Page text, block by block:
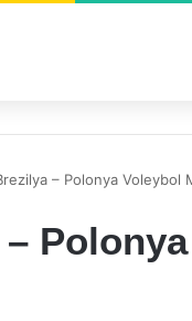
– Polonya Voleybol
Polonya